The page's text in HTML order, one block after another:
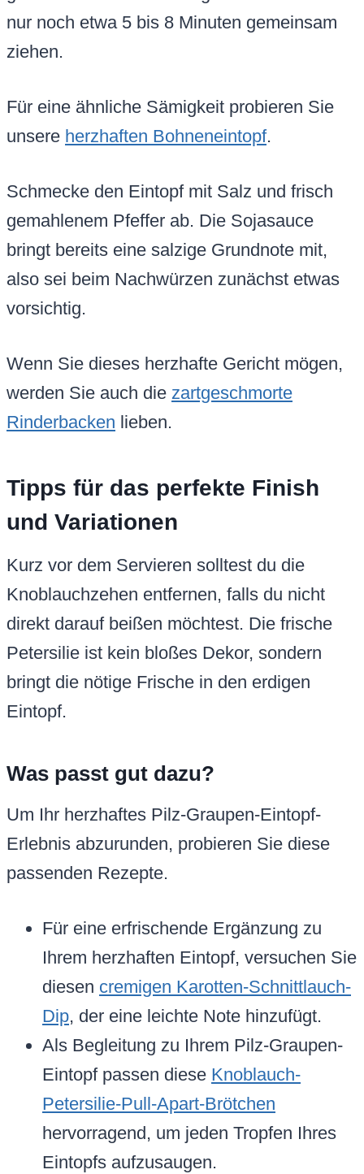
nur noch etwa 5 bis 8 Minuten gemeinsam
ziehen.
Für eine ähnliche Sämigkeit probieren Sie
unsere herzhaften Bohneneintopf.
Schmecke den Eintopf mit Salz und frisch
gemahlenem Pfeffer ab. Die Sojasauce
bringt bereits eine salzige Grundnote mit,
also sei beim Nachwürzen zunächst etwas
vorsichtig.
Wenn Sie dieses herzhafte Gericht mögen,
werden Sie auch die zartgeschmorte
Rinderbacken lieben.
Tipps für das perfekte Finish
und Variationen
Kurz vor dem Servieren solltest du die
Knoblauchzehen entfernen, falls du nicht
direkt darauf beißen möchtest. Die frische
Petersilie ist kein bloßes Dekor, sondern
bringt die nötige Frische in den erdigen
Eintopf.
Was passt gut dazu?
Um Ihr herzhaftes Pilz-Graupen-Eintopf-
Erlebnis abzurunden, probieren Sie diese
passenden Rezepte.
Für eine erfrischende Ergänzung zu
Ihrem herzhaften Eintopf, versuchen Sie
diesen cremigen Karotten-Schnittlauch-
Dip, der eine leichte Note hinzufügt.
Als Begleitung zu Ihrem Pilz-Graupen-
Eintopf passen diese Knoblauch-
Petersilie-Pull-Apart-Brötchen
hervorragend, um jeden Tropfen Ihres
Eintopfs aufzusaugen.